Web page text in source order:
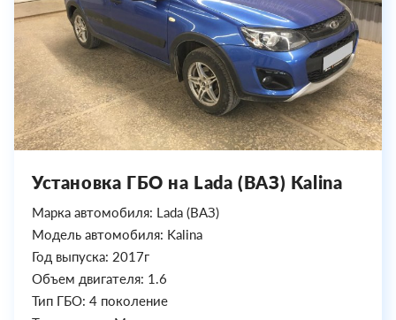
Установка ГБО на Lada (ВАЗ) Kalina
Марка автомобиля: Lada (ВАЗ)
Модель автомобиля: Kalina
Год выпуска: 2017г
Объем двигателя: 1.6
Тип ГБО: 4 поколение